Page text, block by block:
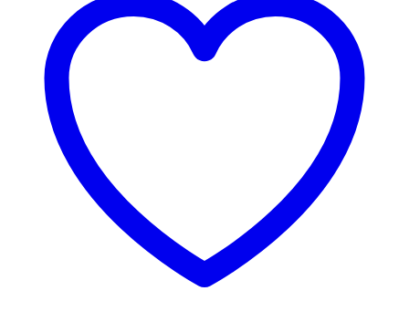
zigarette
Keramische
Heizkammer
LCD
Display
Bildschirm
unterstützt
weed
präzise
Temperaturregelung
Tabakerhitzer
(Schwarz)